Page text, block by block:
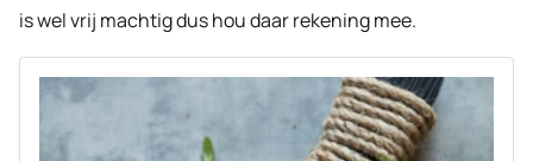
is wel vrij machtig dus hou daar rekening mee.